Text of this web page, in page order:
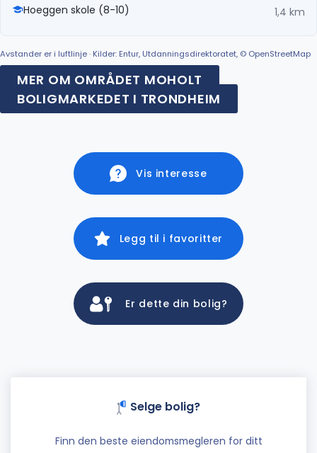
Hoeggen skole (8-10)
1,4 km
Avstander er i luftlinje · Kilder: Entur, Utdanningsdirektoratet, © OpenStreetMap
MER OM OMRÅDET MOHOLT
BOLIGMARKEDET I TRONDHEIM
Vis interesse
Legg til i favoritter
Er dette din bolig?
Selge bolig?
Finn den beste eiendomsmegleren for ditt